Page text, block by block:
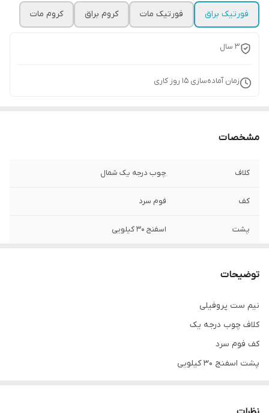
فورتیک براق
فورتیک مات کروم براق کروم مات
3 سال
زمان آماده‌سازی 15 روز کاری
مشخصات
کلاف چوب درجه یک شمال
کف فوم سرد
پشت اسفنج ۳۰ کیلویی
توضیحات
نیم ست پروفیلی
کلاف چوب درجه یک
کف فوم سرد
پشت اسفنج ۳۰ کیلویی